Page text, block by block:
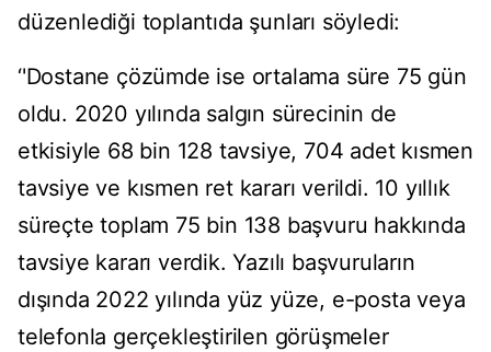
düzenlediği toplantıda şunları söyledi:
‘'Dostane çözümde ise ortalama süre 75 gün
oldu. 2020 yılında salgın sürecinin de
etkisiyle 68 bin 128 tavsiye, 704 adet kısmen
tavsiye ve kısmen ret kararı verildi. 10 yıllık
süreçte toplam 75 bin 138 başvuru hakkında
tavsiye kararı verdik. Yazılı başvuruların
dışında 2022 yılında yüz yüze, e-posta veya
telefonla gerçekleştirilen görüşmeler